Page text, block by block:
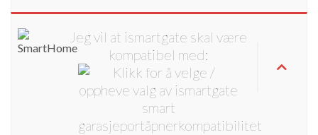
Jeg vil at ismartgate skal være
kompatibel med: